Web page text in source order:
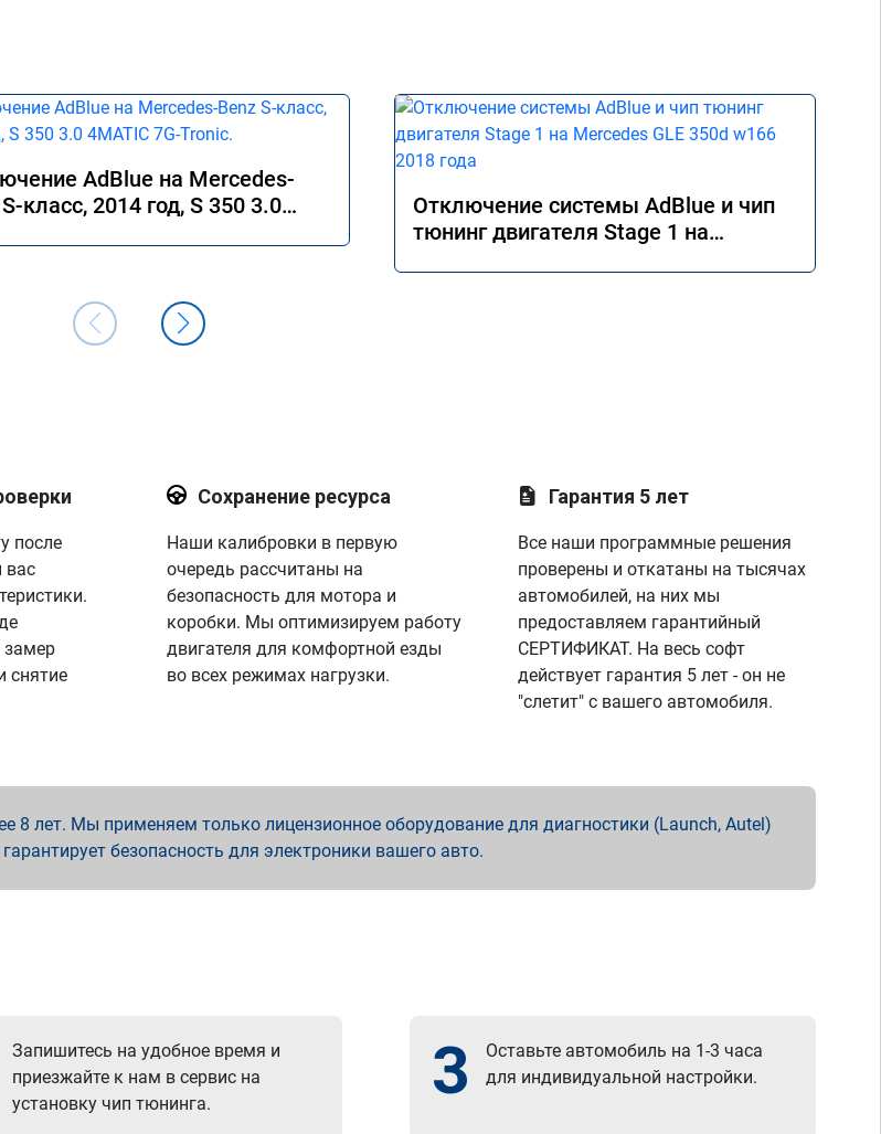
AdBlue на Mercedes-
класс, 2014 год, S 350 3.0
Отключение системы AdBlue и чип
тюнинг двигателя Stage 1 на
после
вас
снятие
Сохранение ресурса
Наши калибровки в первую
очередь рассчитаны на
безопасность для мотора и
коробки. Мы оптимизируем работу
двигателя для комфортной езды
во всех режимах нагрузки.
Гарантия 5 лет
Все наши программные решения
проверены и откатаны на тысячах
автомобилей, на них мы
предоставляем гарантийный
СЕРТИФИКАТ. На весь софт
действует гарантия 5 лет - он не
"слетит" с вашего автомобиля.
лет. Мы применяем только лицензионное оборудование для диагностики (Launch, Autel)
безопасность для электроники вашего авто.
Запишитесь на удобное время и
приезжайте к нам в сервис на
установку чип тюнинга.
3
Оставьте автомобиль на 1-3 часа
для индивидуальной настройки.